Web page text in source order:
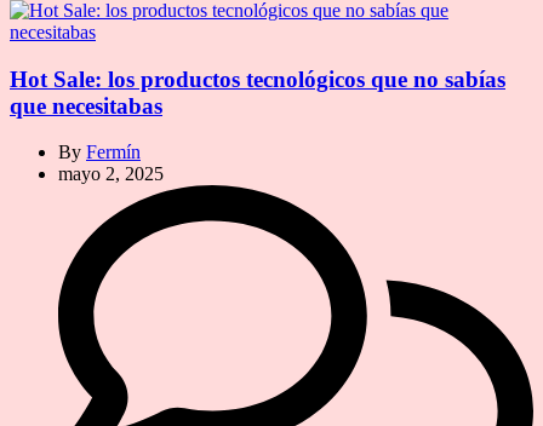
Hot Sale: los productos tecnológicos que no sabías
que necesitabas
By Fermín
mayo 2, 2025